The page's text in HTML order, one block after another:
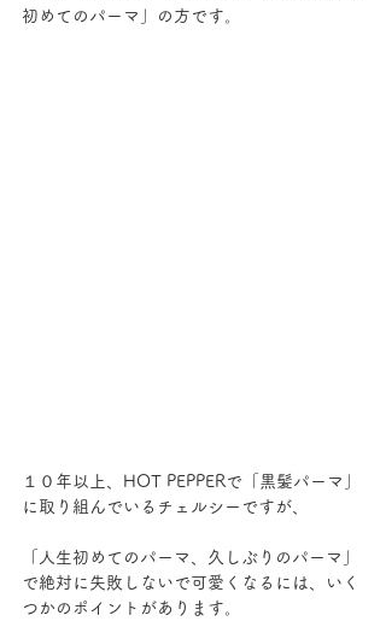
初めてのパーマ」の方です。
１０年以上、HOT PEPPERで「黒髪パーマ」
に取り組んでいるチェルシーですが、
「人生初めてのパーマ、久しぶりのパーマ」
で絶対に失敗しないで可愛くなるには、いく
つかのポイントがあります。